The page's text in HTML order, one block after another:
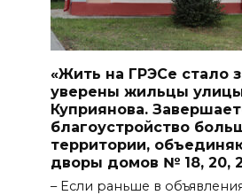
«Жить на ГРЭСе стало
уверены жильцы
Куприянова.
благоустройство
территории,
дворы домов № 18, 20,
– Если раньше в